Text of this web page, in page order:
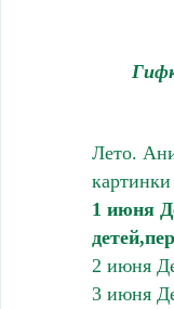
Лето.
картинки
1 июня
2 июня
3 июня